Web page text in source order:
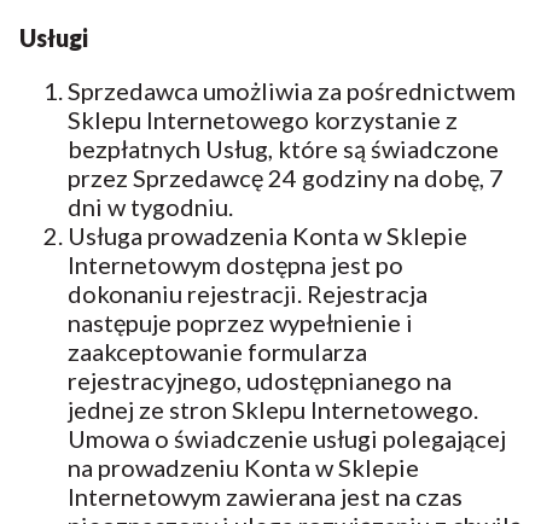
Usługi
Sprzedawca umożliwia za pośrednictwem
Sklepu Internetowego korzystanie z
bezpłatnych Usług, które są świadczone
przez Sprzedawcę 24 godziny na dobę, 7
dni w tygodniu.
Usługa prowadzenia Konta w Sklepie
Internetowym dostępna jest po
dokonaniu rejestracji. Rejestracja
następuje poprzez wypełnienie i
zaakceptowanie formularza
rejestracyjnego, udostępnianego na
jednej ze stron Sklepu Internetowego.
Umowa o świadczenie usługi polegającej
na prowadzeniu Konta w Sklepie
Internetowym zawierana jest na czas